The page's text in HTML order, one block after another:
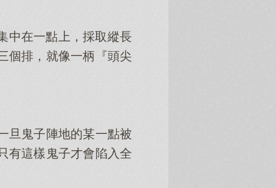
中在一點上，採取縱長
個排，就像一柄『頭尖
旦鬼子陣地的某一點被
有這樣鬼子才會陷入全